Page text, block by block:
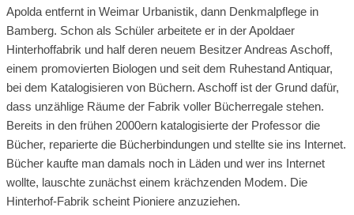
Apolda entfernt in Weimar Urbanistik, dann Denkmalpflege in
Bamberg. Schon als Schüler arbeitete er in der Apoldaer
Hinterhoffabrik und half deren neuem Besitzer Andreas Aschoff,
einem promovierten Biologen und seit dem Ruhestand Antiquar,
bei dem Katalogisieren von Büchern. Aschoff ist der Grund dafür,
dass unzählige Räume der Fabrik voller Bücherregale stehen.
Bereits in den frühen 2000ern katalogisierte der Professor die
Bücher, reparierte die Bücherbindungen und stellte sie ins Internet.
Bücher kaufte man damals noch in Läden und wer ins Internet
wollte, lauschte zunächst einem krächzenden Modem. Die
Hinterhof-Fabrik scheint Pioniere anzuziehen.